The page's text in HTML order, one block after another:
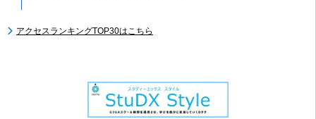
アクセスランキングTOP30はこちら